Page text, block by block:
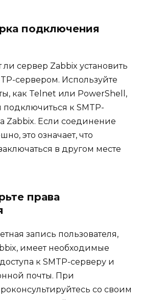
подключения
сервер Zabbix установить
сервером. Используйте
как Telnet или PowerShell,
подключиться к SMTP-
Zabbix. Если соединение
это означает, что
в другом месте
права
запись пользователя,
имеет необходимые
к SMTP-серверу и
почты. При
со своим